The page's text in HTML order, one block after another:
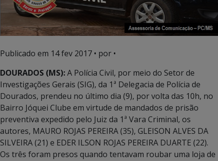
Publicado em 14 fev 2017 • por •
DOURADOS (MS):A Polícia Civil, por meio do Setor de
Investigações Gerais (SIG), da 1ª Delegacia de Polícia de
Dourados, prendeu no último dia (9), por volta das 10h, no
Bairro Jóquei Clube em virtude de mandados de prisão
preventiva expedido pelo Juiz da 1ª Vara Criminal, os
autores, MAURO ROJAS PEREIRA (35), GLEISON ALVES DA
SILVEIRA (21) e EDER ILSON ROJAS PEREIRA DUARTE (22).
Os três foram presos quando tentavam roubar uma loja de